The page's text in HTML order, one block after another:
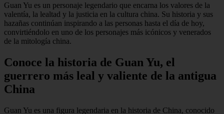
Guan Yu es un personaje legendario que encarna los valores de la
valentía, la lealtad y la justicia en la cultura china. Su historia y sus
hazañas continúan inspirando a las personas hasta el día de hoy,
convirtiéndolo en uno de los personajes más icónicos y venerados
de la mitología china.
Conoce la historia de Guan Yu, el
guerrero más leal y valiente de la antigua
China
Guan Yu es una figura legendaria en la historia de China, conocido